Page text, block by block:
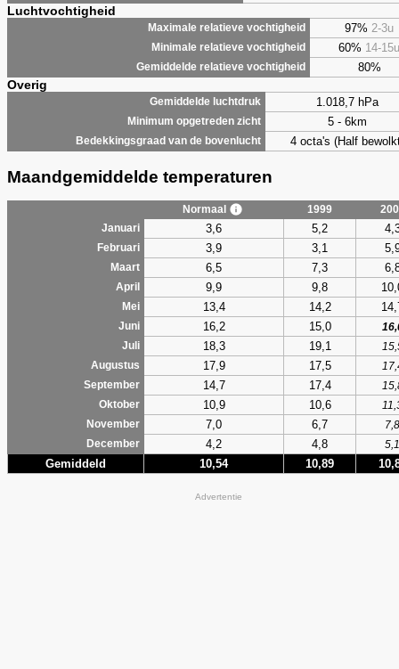
Luchtvochtigheid
Maximale relatieve vochtigheid 97% 2-3u
Minimale relatieve vochtigheid 60% 14-15u
Gemiddelde relatieve vochtigheid 80%
Overig
Gemiddelde luchtdruk 1.018,7 hPa
Minimum opgetreden zicht 5 - 6km
Bedekkingsgraad van de bovenlucht 4 octa's (Half
Maandgemiddelde temperaturen
Normaal 1999
Januari
3,6 5,2
Februari 3,9 3,1
Maart 6,5 7,3
April 9,9 9,8
Mei 13,4 14,2
Juni 16,2 15,0
Juli
18,3 19,1
Augustus
17,9 17,5
September
14,7 17,4
Oktober
10,9 10,6
November
7,0 6,7
7,8
December
4,2 4,8 5,1
Gemiddeld 10,54 10,89
Advertentie